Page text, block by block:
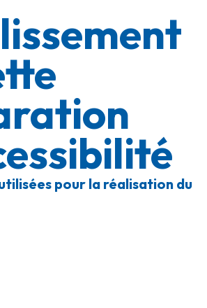
pour la réalisation du